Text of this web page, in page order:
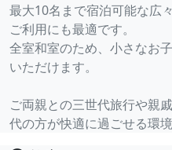
最大10名まで宿泊可能な広
ご利用にも最適です。
全室和室のため、小さなお
いただけます。
ご両親との三世代旅行や親
代の方が快適に過ごせる環